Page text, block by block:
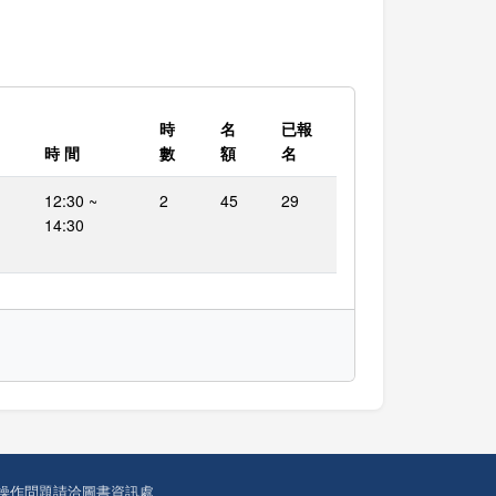
時 間
時
數
名
額
已報
名
12:30 ~
14:30
2 45 29
作問題請洽圖書資訊處